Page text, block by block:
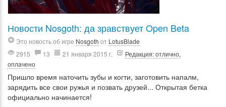
Новости Nosgoth: да зравствует Open Beta
Это новость об игре Nosgoth от LotusBlade
2915
13 21 января 2015 г.
Редакция: отлично,
оплачено
Пришло время наточить зубы и когти, заготовить напалм,
зарядить все свои ружья и позвать друзей... Открытая бетка
официально начинается!